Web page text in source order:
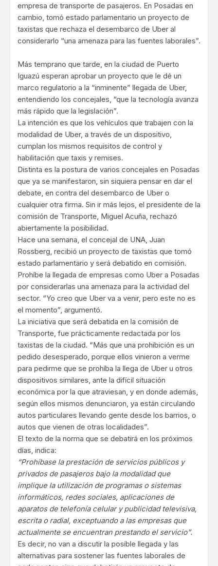
empresa de transporte de pasajeros. En Posadas en
cambio, tomó estado parlamentario un proyecto de
taxistas que rechaza el desembarco de Uber al
considerarlo “una amenaza para las fuentes laborales”.
Más temprano que tarde, en la ciudad de Puerto
Iguazú esperan aprobar un proyecto que le dé un
marco regulatorio a la “inminente” llegada de Uber,
entendiendo los concejales, “que la tecnología avanza
más rápido que la legislación”.
La intención es que los vehículos que trabajen con la
modalidad de Uber, a través de un dispositivo,
cumplan los mismos requisitos de control y
habilitación que taxis y remises.
Distinta es la postura de varios concejales en Posadas
que ya se manifestaron, sin siquiera pensar en dar el
debate, en contra del desembarco de Uber o
cualquier otra firma. Sin ir más lejos, el presidente de la
comisión de Transporte, Miguel Acuña, rechazó
abiertamente la posibilidad.
Hace una semana, el concejal de UNA, Juan
Rossberg, recibió un proyecto de taxistas que tomó
estado parlamentario y será debatido en comisión.
Prohíbe la llegada de empresas como Uber a Posadas
por considerarlas una amenaza para la actividad del
sector. “Yo creo que Uber va a venir, pero este no es
el momento”, argumentó.
La iniciativa que será debatida en la comisión de
Transporte, fue prácticamente redactada por los
taxistas de la ciudad. “Más que una prohibición es un
pedido desesperado, porque ellos vinieron a verme
para pedirme que se prohíba la llega de Uber u otros
dispositivos similares, ante la difícil situación
económica por la que atraviesan, y en donde además,
según ellos mismos denunciaron, ya están circulando
autos particulares llevando gente desde los barrios, o
autos que vienen de otras localidades”.
El texto de la norma que se debatirá en los próximos
días, indica:
“Prohíbase la prestación de servicios públicos y
privados de pasajeros bajo la modalidad que
implique la utilización de programas o sistemas
informáticos, redes sociales, aplicaciones de
aparatos de telefonía celular y publicidad televisiva,
escrita o radial, exceptuando a las empresas que
actualmente se encuentran prestando el servicio”.
Es decir, no van a discutir la posible llegada y las
alternativas para sostener las fuentes laborales de